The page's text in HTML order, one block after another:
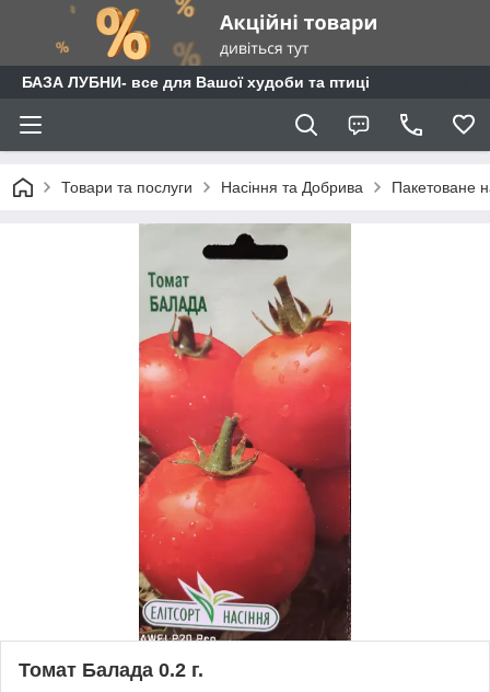
БАЗА ЛУБНИ- все для Вашої худоби та птиці
Товари та послуги Насіння та Добрива Пакетоване
Томат Балада 0.2 г.